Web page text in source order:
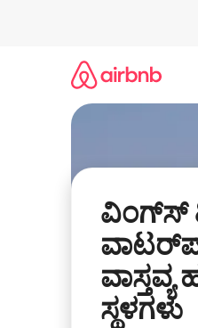
ವಿಂಗ್‌ಸ್
ಸ್ಥಳಗಳು